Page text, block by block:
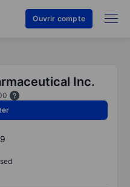
Ouvrir compte
Inc.